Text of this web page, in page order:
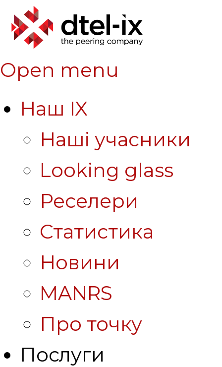
Open menu
Наш IX
Наші учасники
Looking glass
Реселери
Статистика
Новини
MANRS
Про точку
Послуги